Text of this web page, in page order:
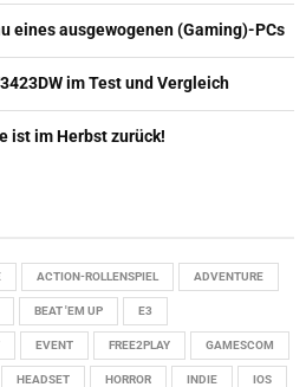
eines ausgewogenen (Gaming)-PCs
im Test und Vergleich
ist im Herbst zurück!
ACTION-ROLLENSPIEL ADVENTURE
BEAT 'EM UP E3
EVENT FREE2PLAY GAMESCOM
HEADSET HORROR INDIE IOS